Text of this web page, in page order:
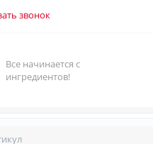
звонок
Все начинается с
ингредиентов!